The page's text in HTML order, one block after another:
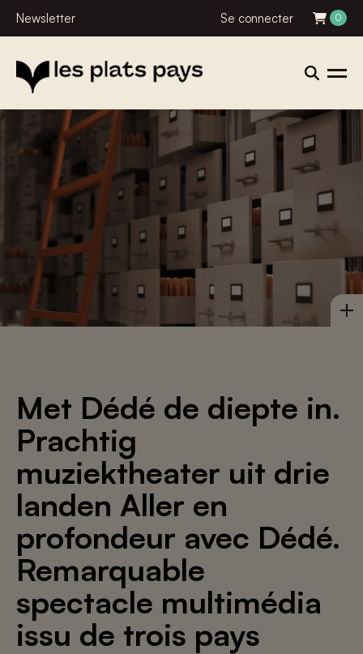
Newsletter Se connecter 0
Met Dédé de diepte in.
Prachtig
muziektheater uit drie
landen Aller en
profondeur avec Dédé.
Remarquable
spectacle multimédia
issu de trois pays